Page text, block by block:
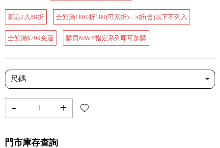
新品2入88折 全館滿1800折180(可累折)，5折(含)以下不列入
全館滿$799免運 購買NAVY指定系列即可加購
尺碼
- +
門市庫存查詢